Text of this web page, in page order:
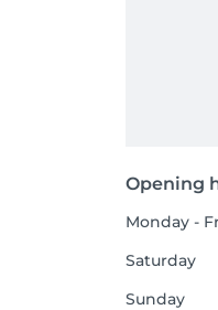
Opening
Monday -
Saturday
Sunday